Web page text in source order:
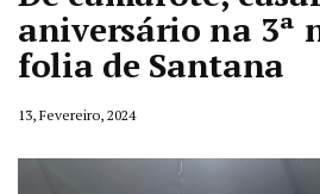
aniversário na 3ª
folia de Santana
13, Fevereiro, 2024